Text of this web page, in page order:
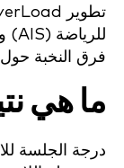
فرق النخبة حول
ما هي
درجة الجلسة